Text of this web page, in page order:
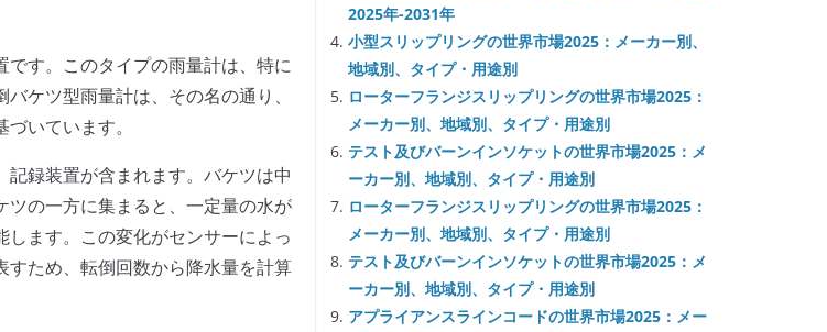
す。このタイプの雨量計は、特に
ケツ型雨量計は、その名の通り、
いています。
録装置が含まれます。バケツは中
の一方に集まると、一定量の水が
ます。この変化がセンサーによっ
ため、転倒回数から降水量を計算
2025年-2031年
小型スリップリングの世界市場2025：メーカー別、
地域別、タイプ・用途別
ローターフランジスリップリングの世界市場2025：
メーカー別、地域別、タイプ・用途別
テスト及びバーンインソケットの世界市場2025：メ
ーカー別、地域別、タイプ・用途別
ローターフランジスリップリングの世界市場2025：
メーカー別、地域別、タイプ・用途別
テスト及びバーンインソケットの世界市場2025：メ
ーカー別、地域別、タイプ・用途別
アプライアンスラインコードの世界市場2025：メー